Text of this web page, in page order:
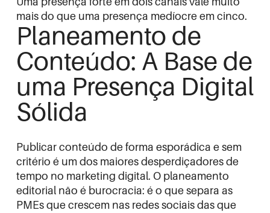
mais do que uma presença medíocre em cinco.
Planeamento de
Conteúdo: A Base de
uma Presença Digital
Sólida
Publicar conteúdo de forma esporádica e sem
critério é um dos maiores desperdiçadores de
tempo no marketing digital. O planeamento
editorial não é burocracia: é o que separa as
PMEs que crescem nas redes sociais das que